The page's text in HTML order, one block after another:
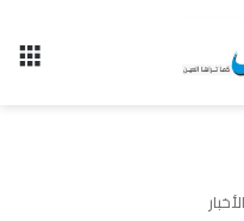
الأخبار